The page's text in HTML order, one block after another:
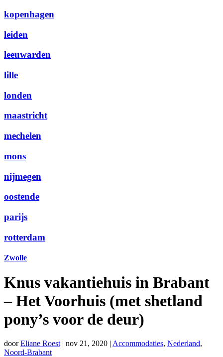
kopenhagen
leiden
leeuwarden
lille
londen
maastricht
mechelen
mons
nijmegen
oostende
parijs
rotterdam
Zwolle
Knus vakantiehuis in Brabant
– Het Voorhuis (met shetland
pony’s voor de deur)
doorEliane Roest | nov 21, 2020 | Accommodaties, Nederland,
Noord-Brabant